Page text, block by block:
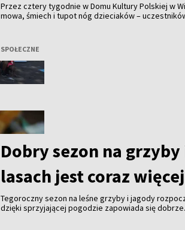
Przez cztery tygodnie w Domu Kultury Polskiej w
mowa, śmiech i tupot nóg dzieciaków –
SPOŁECZNE
Dobry sezon na grzyby
lasach jest coraz
Tegoroczny sezon na leśne grzyby i jagody
dzięki sprzyjającej pogodzie zapowiada się